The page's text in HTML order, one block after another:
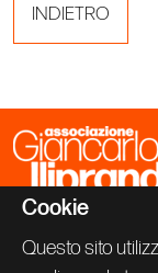
Cookie
Questo sito
INDIETRO
Associazione Giancarlo
20131 Milano